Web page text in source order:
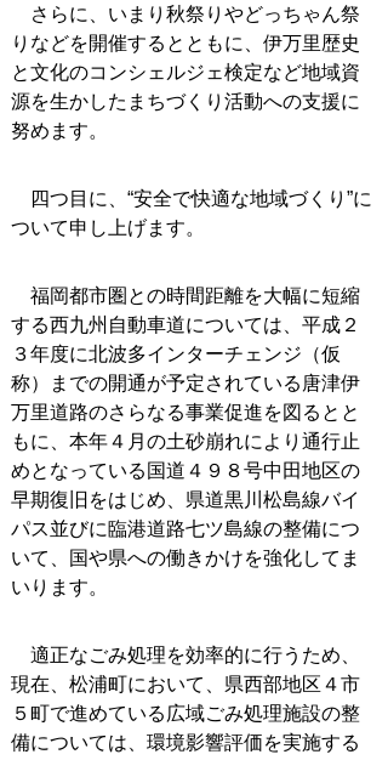
さらに、いまり秋祭りやどっちゃん祭
りなどを開催するとともに、伊万里歴史
と文化のコンシェルジェ検定など地域資
源を生かしたまちづくり活動への支援に
努めます。
四つ目に、“安全で快適な地域づくり”に
ついて申し上げます。
福岡都市圏との時間距離を大幅に短縮
する西九州自動車道については、平成２
３年度に北波多インターチェンジ（仮
称）までの開通が予定されている唐津伊
万里道路のさらなる事業促進を図るとと
もに、本年４月の土砂崩れにより通行止
めとなっている国道４９８号中田地区の
早期復旧をはじめ、県道黒川松島線バイ
パス並びに臨港道路七ツ島線の整備につ
いて、国や県への働きかけを強化してま
いります。
適正なごみ処理を効率的に行うため、
現在、松浦町において、県西部地区４市
５町で進めている広域ごみ処理施設の整
備については、環境影響評価を実施する